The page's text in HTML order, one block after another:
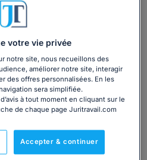
Dossier
juridique
votre vie privée
notre site, nous recueillons des
améliorer notre site, interagir
des offres personnalisées. En les
sera simplifiée.
à tout moment en cliquant sur le
de chaque page Juritravail.com
Accepter & continuer